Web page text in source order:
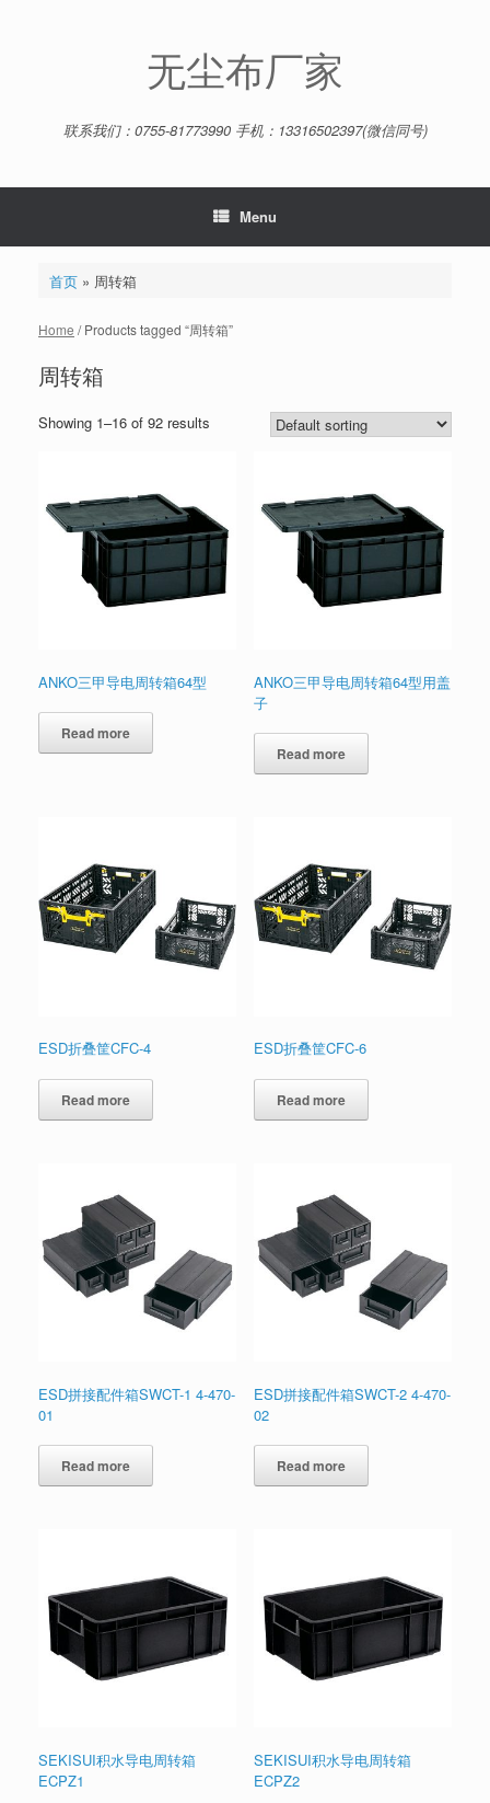
无尘布厂家
联系我们：0755-81773990 手机：13316502397(微信同号)
Menu
首页» 周转箱
Home / Products tagged “周转箱”
周转箱
Showing 1–16 of 92 results
ANKO三甲导电周转箱64型
Read more
ANKO三甲导电周转箱64型用盖
子
Read more
ESD折叠筐CFC-4
Read more
ESD折叠筐CFC-6
Read more
ESD拼接配件箱SWCT-1 4-470-
01
Read more
ESD拼接配件箱SWCT-2 4-470-
02
Read more
SEKISUI积水导电周转箱
ECPZ1
SEKISUI积水导电周转箱
ECPZ2